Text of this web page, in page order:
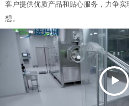
客户提供优质产品和贴心服务，力争实
想。